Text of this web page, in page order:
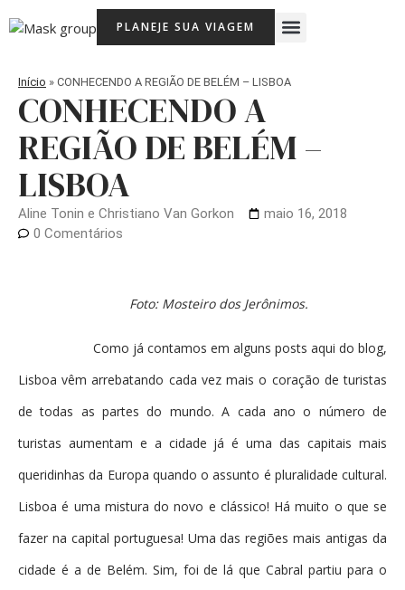
para
PLANEJE SUA VIAGEM Menu
Início » CONHECENDO A REGIÃO DE BELÉM – LISBOA
CONHECENDO A
REGIÃO DE BELÉM –
LISBOA
Aline Tonin e Christiano Van Gorkon
maio 16, 2018
0 Comentários
Foto: Mosteiro dos Jerônimos.
Como já contamos em alguns posts aqui do blog,
Lisboa vêm arrebatando cada vez mais o coração de turistas
de todas as partes do mundo. A cada ano o número de
turistas aumentam e a cidade já é uma das capitais mais
queridinhas da Europa quando o assunto é pluralidade cultural.
Lisboa é uma mistura do novo e clássico! Há muito o que se
fazer na capital portuguesa! Uma das regiões mais antigas da
cidade é a de Belém. Sim, foi de lá que Cabral partiu para o